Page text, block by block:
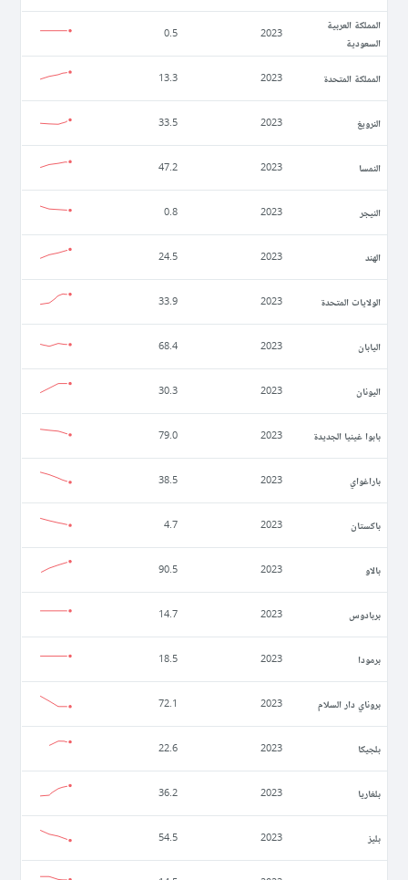
المملكة العربية
السعودية
2023
0.5
المملكة المتحدة 2023
13.3
النرويغ 2023
33.5
النمسا 2023
47.2
النيجر 2023
0.8
الهند 2023
24.5
الولايات المتحدة 2023
33.9
اليابان 2023
68.4
اليونان 2023
30.3
بابوا غينيا الجديدة 2023
79.0
باراغواي 2023
38.5
باكستان 2023
4.7
بالاو 2023
90.5
بربادوس 2023
14.7
برمودا 2023
18.5
بروناي دار السلام 2023
72.1
بلجيكا 2023
22.6
بلغاريا 2023
36.2
بليز 2023
54.5